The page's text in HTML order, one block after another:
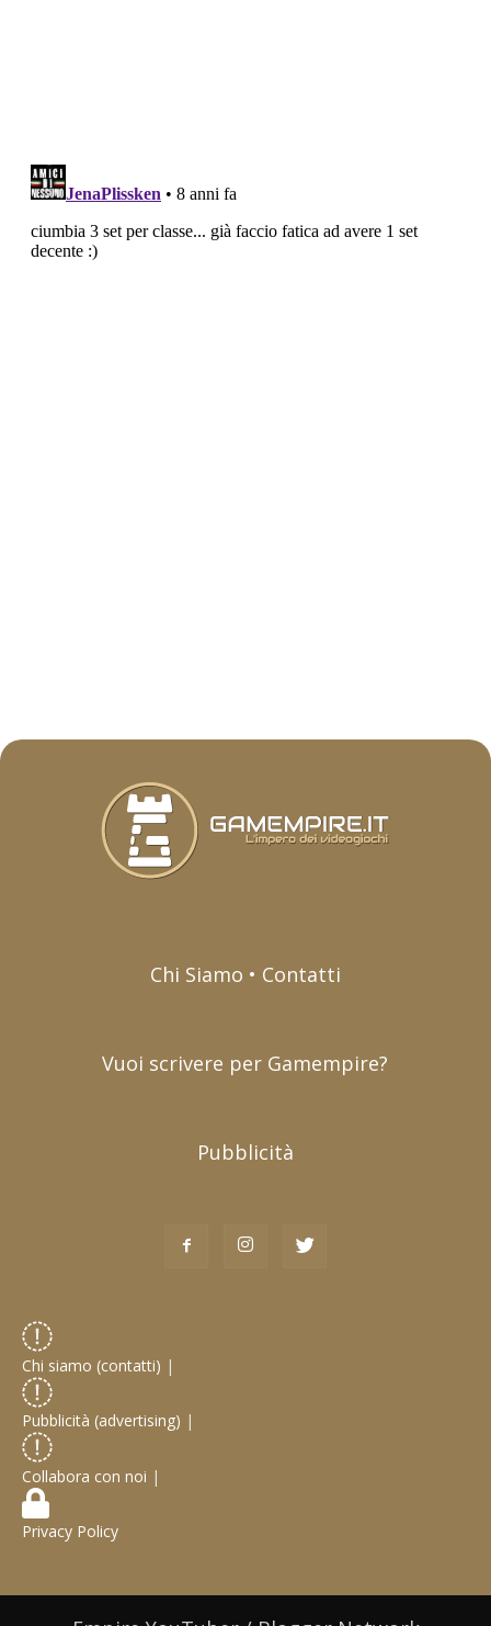
Chi Siamo • Contatti
Vuoi scrivere per Gamempire?
Pubblicità
Chi siamo (contatti) |
Pubblicità (advertising) |
Collabora con noi |
Privacy Policy